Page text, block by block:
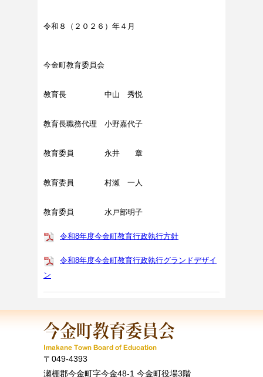
令和８（２０２６）年４月
今金町教育委員会
教育長 中山 秀悦
教育長職務代理 小野嘉代子
教育委員 永井 章
教育委員 村瀬 一人
教育委員 水戸部明子
令和8年度今金町教育行政執行方針
令和8年度今金町教育行政執行グランドデザイ
ン
〒049-4393
瀬棚郡今金町字今金48-1 今金町役場3階